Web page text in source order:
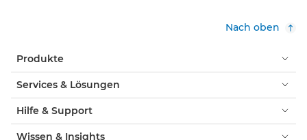
Nach oben
Produkte
Services & Lösungen
Hilfe & Support
Wissen & Insights